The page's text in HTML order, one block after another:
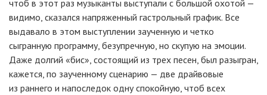
чтоб в этот раз музыканты выступали с большой охотой —
видимо, сказался напряженный гастрольный график. Все
выдавало в этом выступлении заученную и четко
сыгранную программу, безупречную, но скупую на эмоции.
Даже долгий «бис», состоящий из трех песен, был разыгран,
кажется, по заученному сценарию — две драйвовые
из раннего и напоследок одну спокойную, чтоб всех